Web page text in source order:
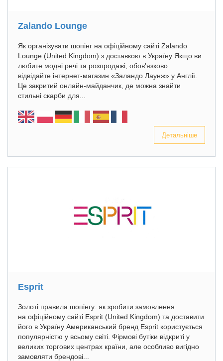
Zalando Lounge
Як організувати шопінг на офіційному сайті Zalando
Lounge (United Kingdom) з доставкою в Україну Якщо ви
любите модні речі та розпродажі, обов'язково
відвідайте інтернет-магазин «Заландо Лаунж» у Англії.
Це закритий онлайн-майданчик, де можна знайти
стильні скарби для...
Детальніше
Esprit
Золоті правила шопінгу: як зробити замовлення
на офіційному сайті Esprit (United Kingdom) та доставити
його в Україну Американський бренд Esprit користується
популярністю у всьому світі. Фірмові бутіки відкриті у
великих торгових центрах країни, але особливо вигідно
замовляти брендові...